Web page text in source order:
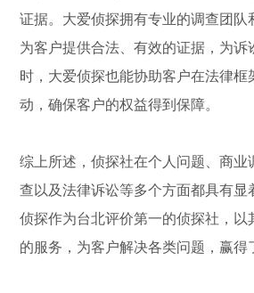
证据。大爱侦探拥有专业的调查团队
为客户提供合法、有效的证据，为诉
时，大爱侦探也能协助客户在法律框
动，确保客户的权益得到保障。
综上所述，侦探社在个人问题、商业
查以及法律诉讼等多个方面都具有显
侦探作为台北评价第一的侦探社，以
的服务，为客户解决各类问题，赢得